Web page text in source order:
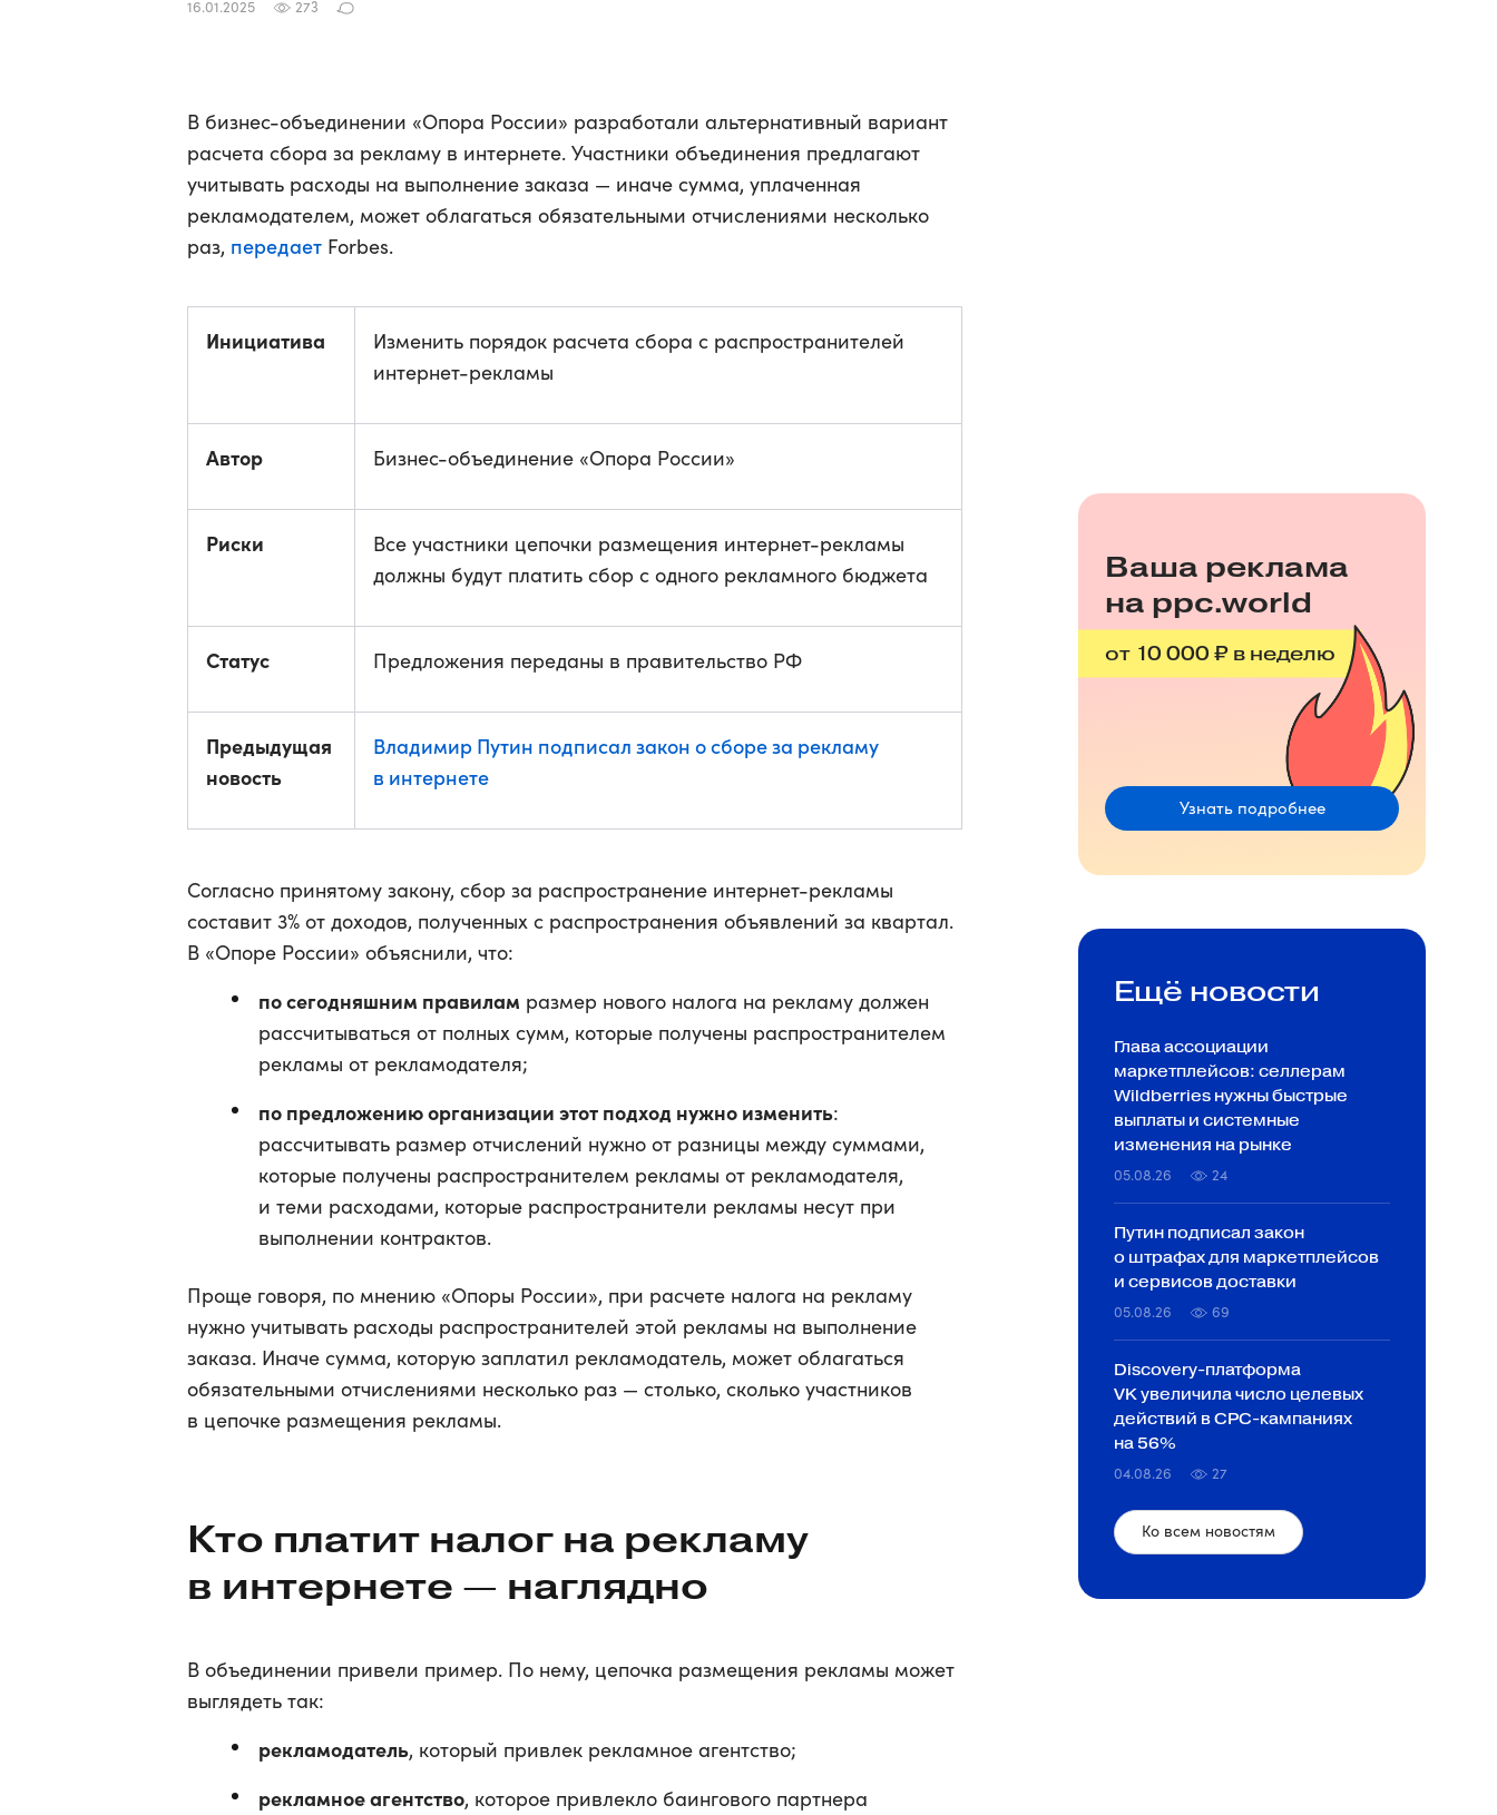
16.01.2025 273
В бизнес-объединении «Опора России» разработали альтернативный вариант
расчета сбора за рекламу в интернете. Участники объединения предлагают
учитывать расходы на выполнение заказа — иначе сумма, уплаченная
рекламодателем, может облагаться обязательными отчислениями несколько
раз, передает Forbes.
Инициатива
Изменить порядок расчета сбора с распространителей
интернет-рекламы
Автор Бизнес-объединение «Опора России»
Риски
Все участники цепочки размещения интернет-рекламы
должны будут платить сбор с одного рекламного бюджета
Статус Предложения переданы в правительство РФ
Предыдущая
новость
Владимир Путин подписал закон о сборе за рекламу
в интернете
Согласно принятому закону, сбор за распространение интернет-рекламы
составит 3% от доходов, полученных с распространения объявлений за квартал.
В «Опоре России» объяснили, что:
по сегодняшним правилам размер нового налога на рекламу должен
рассчитываться от полных сумм, которые получены распространителем
рекламы от рекламодателя;
по предложению организации этот подход нужно изменить:
рассчитывать размер отчислений нужно от разницы между суммами,
которые получены распространителем рекламы от рекламодателя,
и теми расходами, которые распространители рекламы несут при
выполнении контрактов.
Проще говоря, по мнению «Опоры России», при расчете налога на рекламу
нужно учитывать расходы распространителей этой рекламы на выполнение
заказа. Иначе сумма, которую заплатил рекламодатель, может облагаться
обязательными отчислениями несколько раз — столько, сколько участников
в цепочке размещения рекламы.
Кто платит налог на рекламу
в интернете — наглядно
В объединении привели пример. По нему, цепочка размещения рекламы может
выглядеть так:
рекламодатель, который привлек рекламное агентство;
рекламное агентство, которое привлекло баингового партнера
Ваша реклама
на ppc.world
от 10 000 ₽ в неделю
Узнать подробнее
Ещё новости
Глава ассоциации
маркетплейсов: селлерам
Wildberries нужны быстрые
выплаты и системные
изменения на рынке
05.08.26 24
Путин подписал закон
о штрафах для маркетплейсов
и сервисов доставки
05.08.26 69
Discovery-платформа
VK увеличила число целевых
действий в CPC-кампаниях
на 56%
04.08.26 27
Ко всем новостям